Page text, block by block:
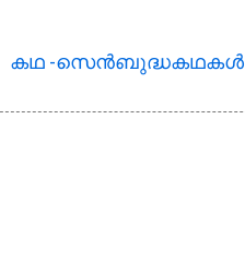
കഥ -സെന്‍ബുദ്ധകഥകള്‍